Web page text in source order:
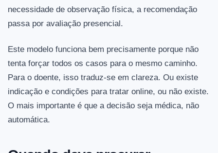
necessidade de observação física, a recomendação
passa por avaliação presencial.
Este modelo funciona bem precisamente porque não
tenta forçar todos os casos para o mesmo caminho.
Para o doente, isso traduz-se em clareza. Ou existe
indicação e condições para tratar online, ou não existe.
O mais importante é que a decisão seja médica, não
automática.